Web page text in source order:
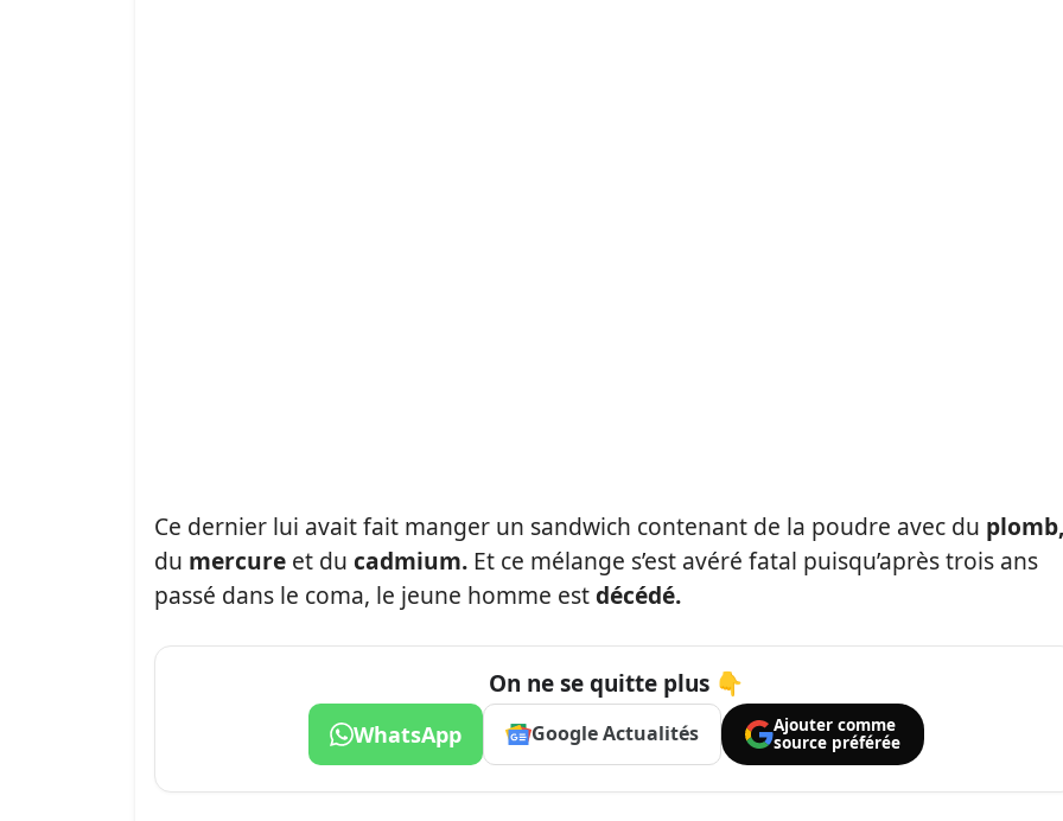
Ce dernier lui avait fait manger un sandwich contenant de la poudre avec du plomb,
du mercure et du cadmium. Et ce mélange s’est avéré fatal puisqu’après trois ans
passé dans le coma, le jeune homme estdécédé.
On ne se quitte plus 👇
WhatsApp Google Actualités
Ajouter comme
source préférée